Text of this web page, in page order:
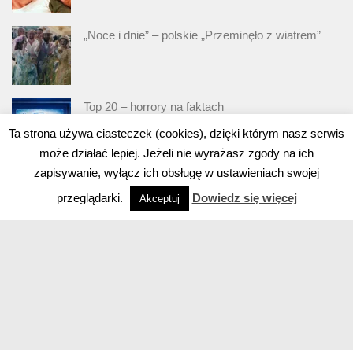
„Noce i dnie” – polskie „Przeminęło z wiatrem”
Top 20 – horrory na faktach
Ta strona używa ciasteczek (cookies), dzięki którym nasz serwis
może działać lepiej. Jeżeli nie wyrażasz zgody na ich
zapisywanie, wyłącz ich obsługę w ustawieniach swojej
przeglądarki.
Akceptuj Dowiedz się więcej